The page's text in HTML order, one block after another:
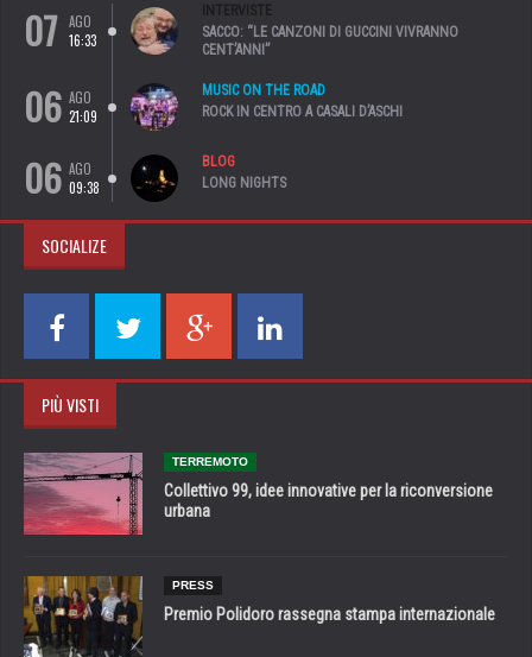
07
AGO
16:33
INTERVISTE
SACCO: “LE CANZONI DI GUCCINI VIVRANNO
CENT’ANNI”
06 AGO
21:09
MUSIC ON THE ROAD
ROCK IN CENTRO A CASALI D’ASCHI
06 AGO
09:38
BLOG
LONG NIGHTS
SOCIALIZE
PIÙ VISTI
TERREMOTO
Collettivo 99, idee innovative per la riconversione
urbana
PRESS
Premio Polidoro rassegna stampa internazionale